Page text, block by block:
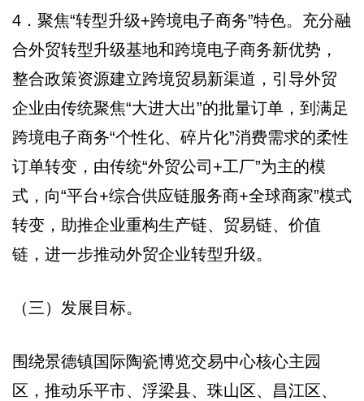
4．聚焦“转型升级+跨境电子商务”特色。充分融
合外贸转型升级基地和跨境电子商务新优势，
整合政策资源建立跨境贸易新渠道，引导外贸
企业由传统聚焦“大进大出”的批量订单，到满足
跨境电子商务“个性化、碎片化”消费需求的柔性
订单转变，由传统“外贸公司+工厂”为主的模
式，向“平台+综合供应链服务商+全球商家”模式
转变，助推企业重构生产链、贸易链、价值
链，进一步推动外贸企业转型升级。
（三）发展目标。
围绕景德镇国际陶瓷博览交易中心核心主园
区，推动乐平市、浮梁县、珠山区、昌江区、